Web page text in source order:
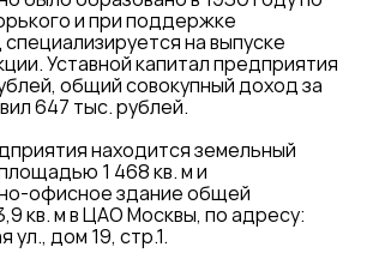
и при поддержке
на выпуске
Уставной капитал предприятия
общий совокупный доход за
647 тыс. рублей.
находится земельный
1 468 кв. м и
офисное здание общей
кв. м в ЦАО Москвы, по адресу:
ул., дом 19, стр.1.